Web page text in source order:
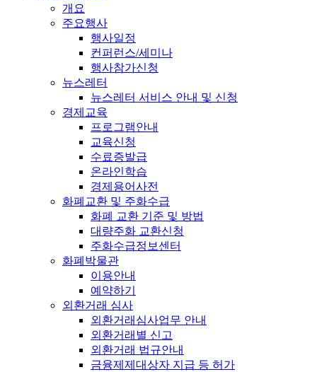
개요
주요행사
행사일정
컨퍼런스/세미나
행사참가신청
뉴스레터
뉴스레터 서비스 안내 및 신청
경제교육
프로그램안내
교육신청
수료증발급
온라인학습
경제용어사전
화폐교환 및 주화수급
화폐 교환 기준 및 방법
대량주화 교환신청
주화수급정보센터
화폐박물관
이용안내
예약하기
외환거래 심사
외환거래심사업무 안내
외환거래별 신고
외환거래 법규안내
금융제제대상자 지급 등 허가